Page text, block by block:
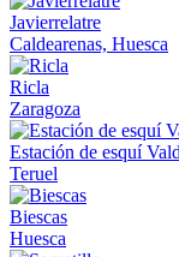
Javierrelatre
Caldearenas, Huesca
Ricla
Zaragoza
Estación de esquí
Teruel
Biescas
Huesca